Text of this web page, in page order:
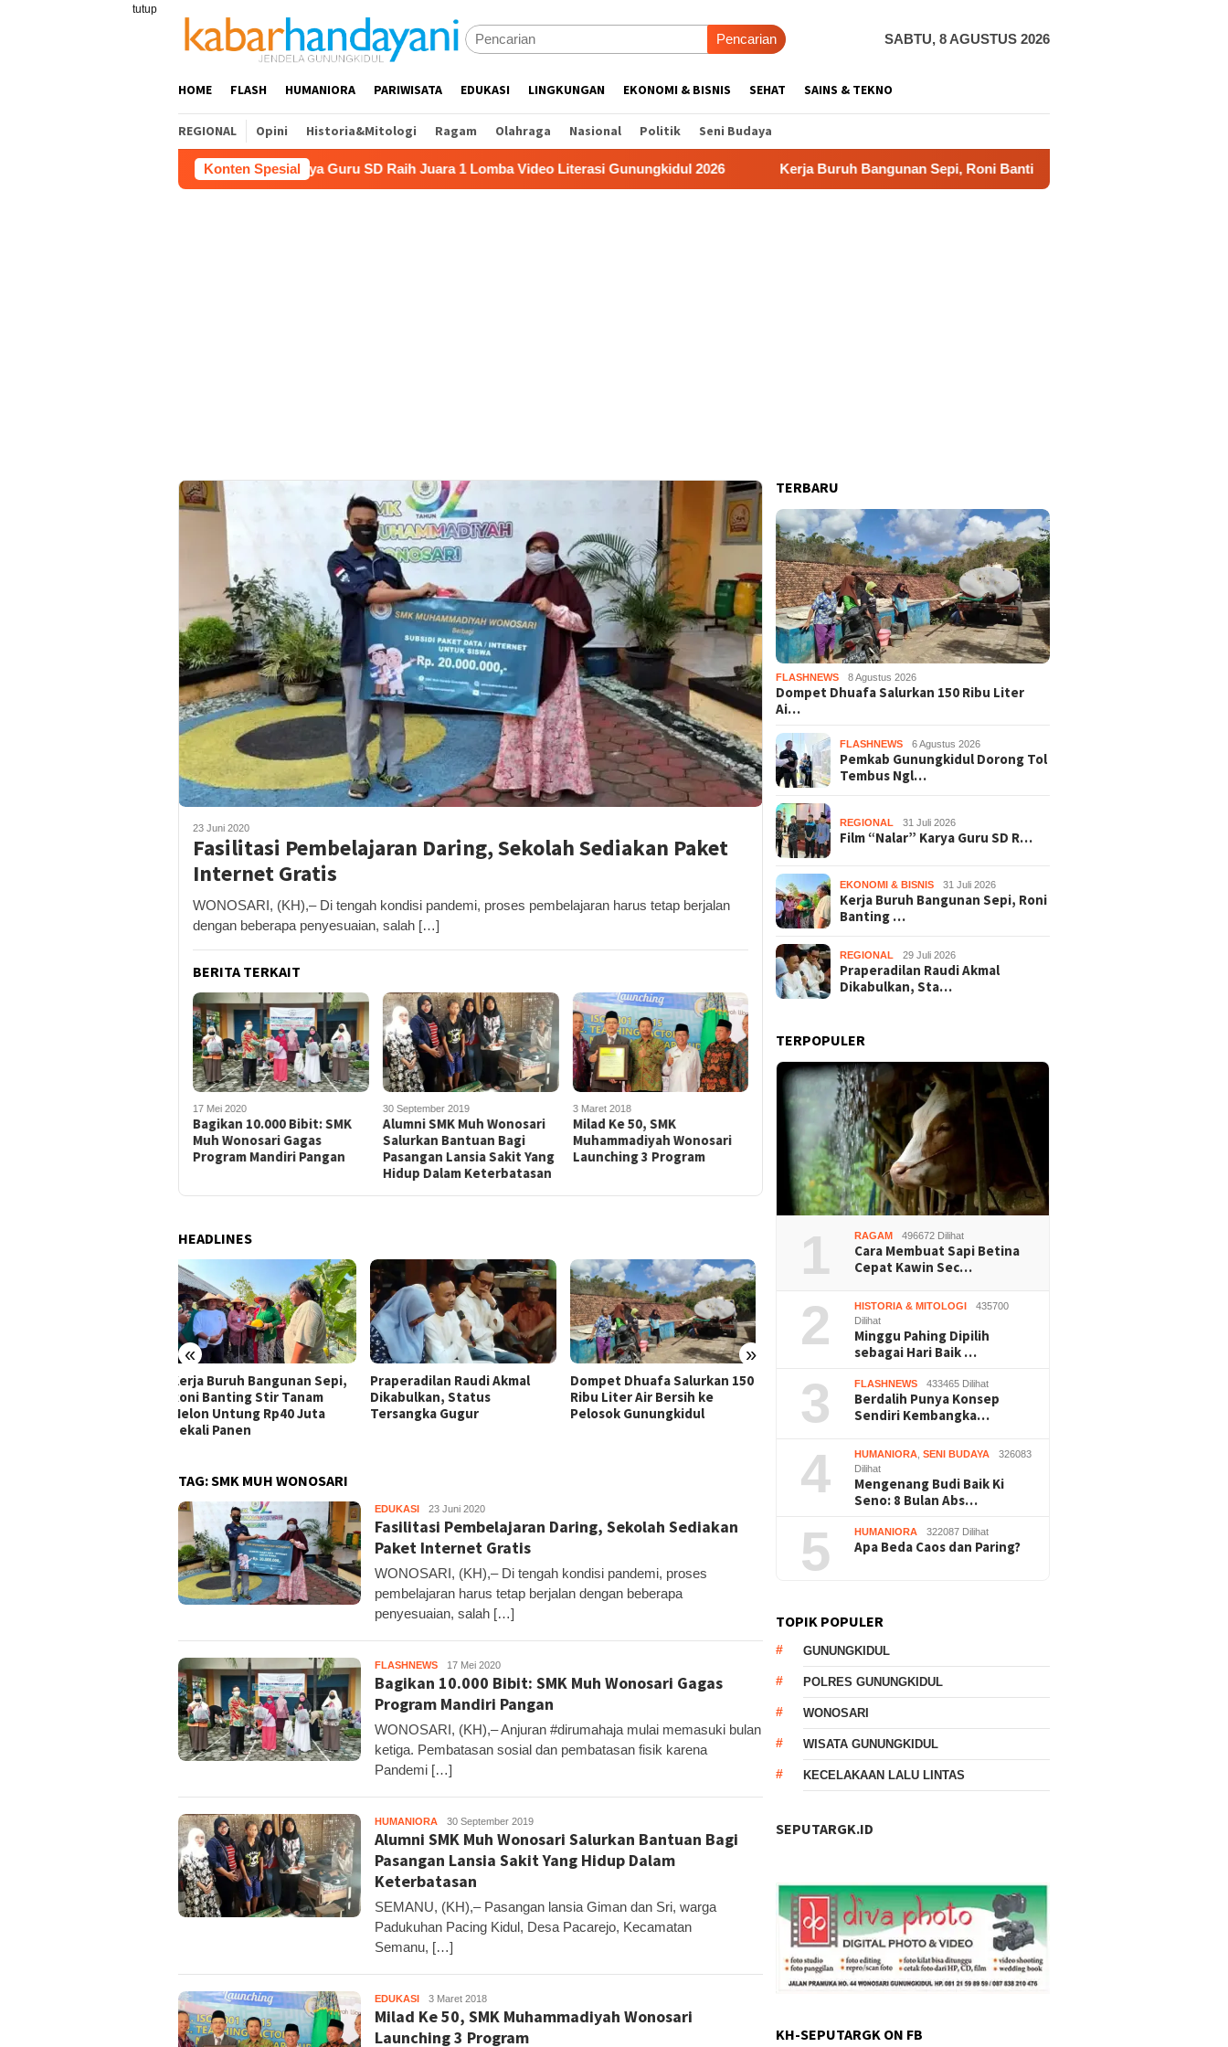
tutup
Pencarian SABTU, 8 AGUSTUS 2026
HOME FLASH HUMANIORA PARIWISATA EDUKASI LINGKUNGAN EKONOMI & BISNIS SEHAT SAINS & TEKNO
REGIONAL Opini Historia&Mitologi Ragam Olahraga Nasional Politik Seni Budaya
Konten Spesial
Film “Nalar” Karya Guru SD Raih Juara 1 Lomba Video Literasi Gunungkidul 2026 Kerja Buruh Bangunan Sepi, Roni Banting Stir Tanam Melon Untung Rp40 Juta
23 Juni 2020
Fasilitasi Pembelajaran Daring, Sekolah Sediakan Paket
Internet Gratis
WONOSARI, (KH),– Di tengah kondisi pandemi, proses pembelajaran harus tetap berjalan
dengan beberapa penyesuaian, salah […]
BERITA TERKAIT
17 Mei 2020
Bagikan 10.000 Bibit: SMK
Muh Wonosari Gagas
Program Mandiri Pangan
30 September 2019
Alumni SMK Muh Wonosari
Salurkan Bantuan Bagi
Pasangan Lansia Sakit Yang
Hidup Dalam Keterbatasan
3 Maret 2018
Milad Ke 50, SMK
Muhammadiyah Wonosari
Launching 3 Program
HEADLINES
« »
Praperadilan Raudi Akmal
Dikabulkan, Status
Tersangka Gugur
Dompet Dhuafa Salurkan 150
Ribu Liter Air Bersih ke
Pelosok Gunungkidul
Pemkab Gunungkidul Dorong
Tol Tembus Nglanggeran,
Bahas Akses Jalan hingga
Film “Nalar” Karya Guru SD
Raih Juara 1 Lomba Video
Literasi Gunungkidul 2026
Kerja Buruh Bangunan Sepi,
Roni Banting Stir Tanam
Melon Untung Rp40 Juta
TAG:SMK MUH WONOSARI
EDUKASI Kandar
23 Juni 2020
Fasilitasi Pembelajaran Daring, Sekolah Sediakan
Paket Internet Gratis
WONOSARI, (KH),– Di tengah kondisi pandemi, proses
pembelajaran harus tetap berjalan dengan beberapa
penyesuaian, salah […]
FLASHNEWS Kandar
17 Mei 2020
Bagikan 10.000 Bibit: SMK Muh Wonosari Gagas
Program Mandiri Pangan
WONOSARI, (KH),– Anjuran #dirumahaja mulai memasuki bulan
ketiga. Pembatasan sosial dan pembatasan fisik karena
Pandemi […]
HUMANIORA Kandar
30 September 2019
Alumni SMK Muh Wonosari Salurkan Bantuan Bagi
Pasangan Lansia Sakit Yang Hidup Dalam
Keterbatasan
SEMANU, (KH),– Pasangan lansia Giman dan Sri, warga
Padukuhan Pacing Kidul, Desa Pacarejo, Kecamatan
Semanu, […]
EDUKASI Kandar
3 Maret 2018
Milad Ke 50, SMK Muhammadiyah Wonosari
Launching 3 Program
TERBARU
FLASHNEWS 8 Agustus 2026
Dompet Dhuafa Salurkan 150 Ribu Liter
Ai…
FLASHNEWS 6 Agustus 2026
Pemkab Gunungkidul Dorong Tol
Tembus Ngl…
REGIONAL 31 Juli 2026
Film “Nalar” Karya Guru SD R…
EKONOMI & BISNIS 31 Juli 2026
Kerja Buruh Bangunan Sepi, Roni
Banting …
REGIONAL 29 Juli 2026
Praperadilan Raudi Akmal
Dikabulkan, Sta…
TERPOPULER
1 RAGAM 496672 Dilihat
Cara Membuat Sapi Betina
Cepat Kawin Sec…
2 HISTORIA & MITOLOGI
435700
Dilihat
Minggu Pahing Dipilih
sebagai Hari Baik …
3 FLASHNEWS 433465 Dilihat
Berdalih Punya Konsep
Sendiri Kembangka…
4 HUMANIORA ,SENI BUDAYA
326083
Dilihat
Mengenang Budi Baik Ki
Seno: 8 Bulan Abs…
5 HUMANIORA 322087 Dilihat
Apa Beda Caos dan Paring?
TOPIK POPULER
GUNUNGKIDUL
POLRES GUNUNGKIDUL
WONOSARI
WISATA GUNUNGKIDUL
KECELAKAAN LALU LINTAS
SEPUTARGK.ID
KH-SEPUTARGK ON FB